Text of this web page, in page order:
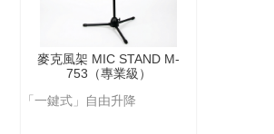
麥克風架 MIC STAND M-
753（專業級）
「一鍵式」自由升降